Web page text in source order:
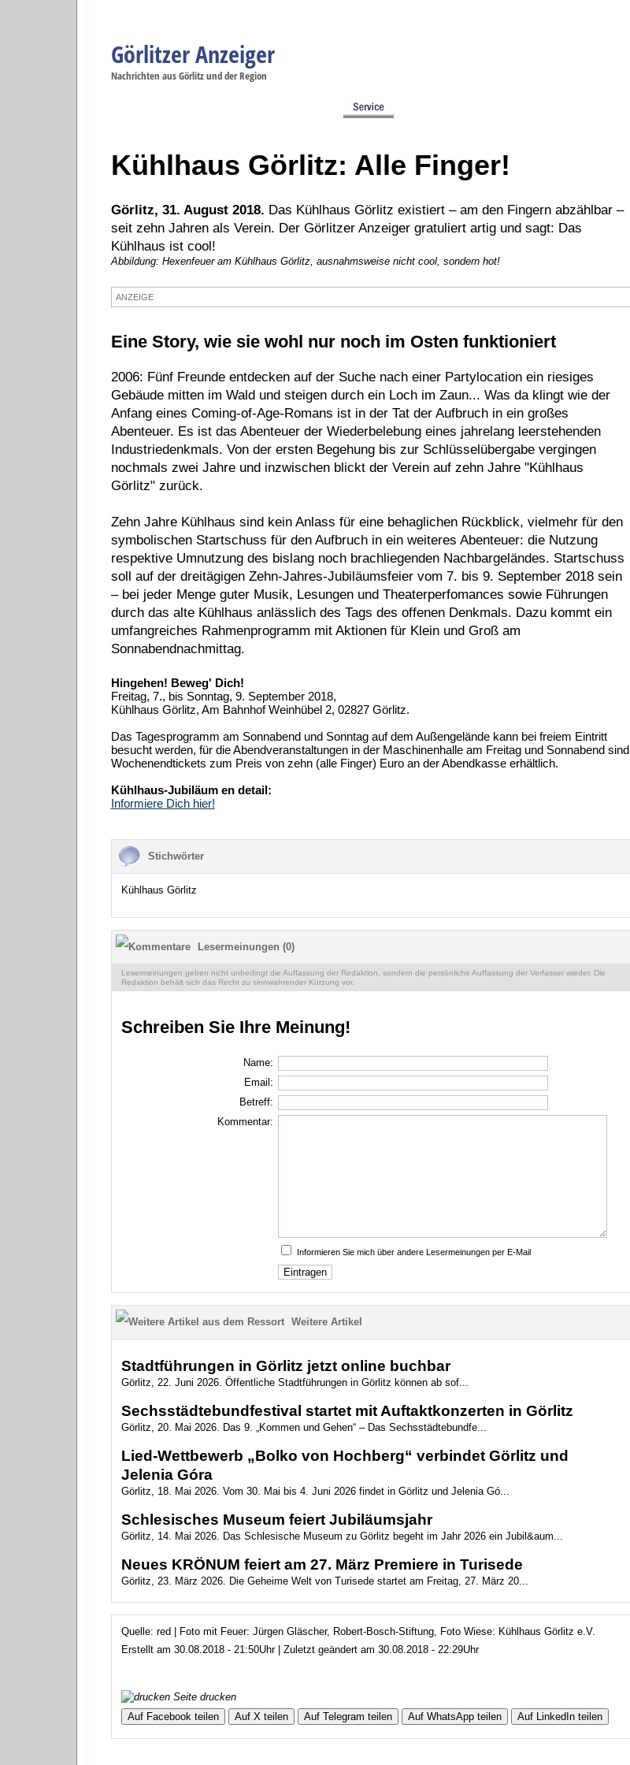
Görlitzer Anzeiger
Nachrichten aus Görlitz und der Region
Kühlhaus Görlitz: Alle Finger!
Görlitz, 31. August 2018. Das Kühlhaus Görlitz existiert – am den Fingern abzählbar –
seit zehn Jahren als Verein. Der Görlitzer Anzeiger gratuliert artig und sagt: Das
Kühlhaus ist cool!
Abbildung: Hexenfeuer am Kühlhaus Görlitz, ausnahmsweise nicht cool, sondern hot!
ANZEIGE
Eine Story, wie sie wohl nur noch im Osten funktioniert
2006: Fünf Freunde entdecken auf der Suche nach einer Partylocation ein riesiges
Gebäude mitten im Wald und steigen durch ein Loch im Zaun... Was da klingt wie der
Anfang eines Coming-of-Age-Romans ist in der Tat der Aufbruch in ein großes
Abenteuer. Es ist das Abenteuer der Wiederbelebung eines jahrelang leerstehenden
Industriedenkmals. Von der ersten Begehung bis zur Schlüsselübergabe vergingen
nochmals zwei Jahre und inzwischen blickt der Verein auf zehn Jahre "Kühlhaus
Görlitz" zurück.
Zehn Jahre Kühlhaus sind kein Anlass für eine behaglichen Rückblick, vielmehr für den
symbolischen Startschuss für den Aufbruch in ein weiteres Abenteuer: die Nutzung
respektive Umnutzung des bislang noch brachliegenden Nachbargeländes. Startschuss
soll auf der dreitägigen Zehn-Jahres-Jubiläumsfeier vom 7. bis 9. September 2018 sein
– bei jeder Menge guter Musik, Lesungen und Theaterperfomances sowie Führungen
durch das alte Kühlhaus anlässlich des Tags des offenen Denkmals. Dazu kommt ein
umfangreiches Rahmenprogramm mit Aktionen für Klein und Groß am
Sonnabendnachmittag.
Hingehen! Beweg' Dich!
Freitag, 7., bis Sonntag, 9. September 2018,
Kühlhaus Görlitz, Am Bahnhof Weinhübel 2, 02827 Görlitz.
Das Tagesprogramm am Sonnabend und Sonntag auf dem Außengelände kann bei freiem Eintritt
besucht werden, für die Abendveranstaltungen in der Maschinenhalle am Freitag und Sonnabend sind
Wochenendtickets zum Preis von zehn (alle Finger) Euro an der Abendkasse erhältlich.
Kühlhaus-Jubiläum en detail:
Informiere Dich hier!
Stichwörter
Kühlhaus Görlitz
Lesermeinungen (0)
Lesermeinungen geben nicht unbedingt die Auffassung der Redaktion, sondern die persönliche Auffassung der Verfasser wieder. Die
Redaktion behält sich das Recht zu sinnwahrender Kürzung vor.
Schreiben Sie Ihre Meinung!
Name:
Email:
Betreff:
Kommentar:
Informieren Sie mich über andere Lesermeinungen per E-Mail
Weitere Artikel
Stadtführungen in Görlitz jetzt online buchbar
Görlitz, 22. Juni 2026. Öffentliche Stadtführungen in Görlitz können ab sof...
Sechsstädtebundfestival startet mit Auftaktkonzerten in Görlitz
Görlitz, 20. Mai 2026. Das 9. „Kommen und Gehen“ – Das Sechsstädtebundfe...
Lied-Wettbewerb „Bolko von Hochberg“ verbindet Görlitz und
Jelenia Góra
Görlitz, 18. Mai 2026. Vom 30. Mai bis 4. Juni 2026 findet in Görlitz und Jelenia Gó...
Schlesisches Museum feiert Jubiläumsjahr
Görlitz, 14. Mai 2026. Das Schlesische Museum zu Görlitz begeht im Jahr 2026 ein Jubil&aum...
Neues KRÖNUM feiert am 27. März Premiere in Turisede
Görlitz, 23. März 2026. Die Geheime Welt von Turisede startet am Freitag, 27. März 20...
Quelle: red | Foto mit Feuer: Jürgen Gläscher, Robert-Bosch-Stiftung, Foto Wiese: Kühlhaus Görlitz e.V.
Erstellt am 30.08.2018 - 21:50Uhr | Zuletzt geändert am 30.08.2018 - 22:29Uhr
Seite drucken
Auf Facebook teilen
Auf X teilen Auf Telegram teilen Auf WhatsApp teilen Auf LinkedIn teilen